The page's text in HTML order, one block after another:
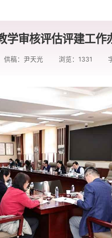
学审核评估评建工作
供稿：尹天光 浏览： 1331